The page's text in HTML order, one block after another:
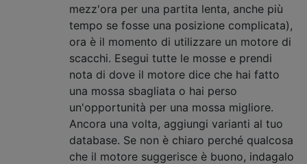
mezz'ora per una partita lenta, anche più
tempo se fosse una posizione complicata),
ora è il momento di utilizzare un motore di
scacchi. Esegui tutte le mosse e prendi
nota di dove il motore dice che hai fatto
una mossa sbagliata o hai perso
un'opportunità per una mossa migliore.
Ancora una volta, aggiungi varianti al tuo
database. Se non è chiaro perché qualcosa
che il motore suggerisce è buono, indagalo